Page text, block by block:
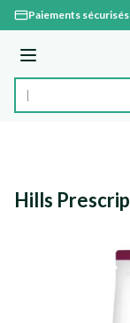
Aller au contenu
Paiements sécurisés
Menu
Rechercher
Hills